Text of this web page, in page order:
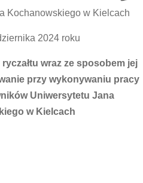
Kochanowskiego w Kielcach
2024 roku
wraz ze sposobem jej
przy wykonywaniu pracy
Uniwersytetu Jana
w Kielcach